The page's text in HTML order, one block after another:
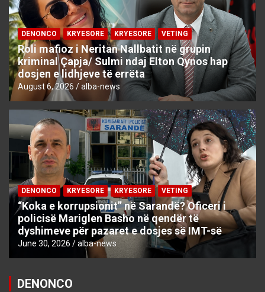
DENONCO KRYESORE KRYESORE VETING
Roli mafioz i Neritan Nallbatit në grupin
kriminal Çapja/ Sulmi ndaj Elton Qynos hap
dosjen e lidhjeve të errëta
August 6, 2026 alba-news
DENONCO KRYESORE KRYESORE VETING
“Koka e korrupsionit” në Sarandë? Oficeri i
policisë Mariglen Basho në qendër të
dyshimeve për pazaret e dosjes së IMT-së
June 30, 2026 alba-news
DENONCO